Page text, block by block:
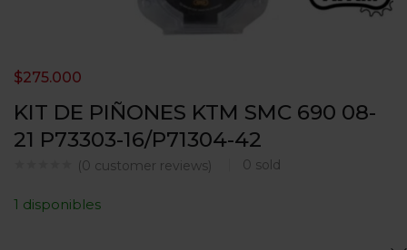
KIT DE PIÑONES KTM SMC 690 08-
21 P73303-16/P71304-42
(0 customer reviews) 0 sold
$275.000
1 disponibles